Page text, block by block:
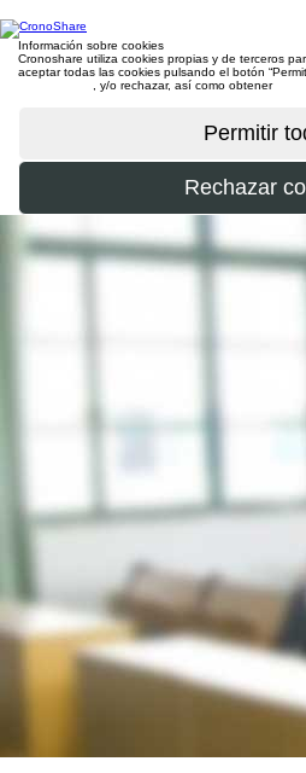
Información sobre cookies
Cronoshare utiliza cookies propias y de terceros
aceptar todas las cookies pulsando el botón
, y/o rechazar, así como obtener